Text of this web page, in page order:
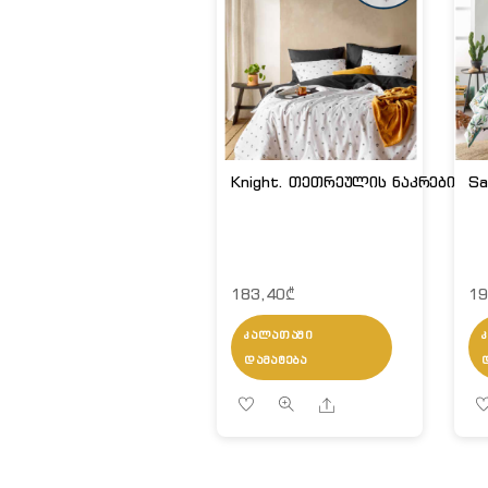
Knight. თეთრეულის ნაკრები.
183,40₾
ᲙᲐᲚᲐᲗᲐᲨᲘ
ᲓᲐᲛᲐᲢᲔᲑᲐ
Share